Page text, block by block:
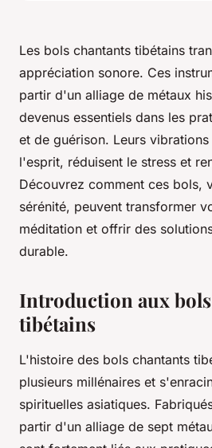
Les bols chantants tibétains
appréciation sonore. Ces
partir d'un alliage de métaux
devenus essentiels dans les
et de guérison. Leurs
l'esprit, réduisent le stress et
Découvrez comment ces bols,
sérénité, peuvent transformer
méditation et offrir des
durable.
Introduction aux
tibétains
L'histoire des bols chantants
plusieurs millénaires et
spirituelles asiatiques.
partir d'un alliage de sept